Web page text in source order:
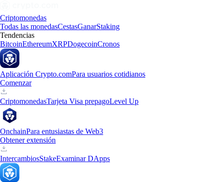
Criptomonedas
Todas las monedasCestasGanarStaking
Tendencias
BitcoinEthereumXRPDogecoinCronos
Aplicación Crypto.comPara usuarios cotidianos
Comenzar
CriptomonedasTarjeta Visa prepagoLevel Up
OnchainPara entusiastas de Web3
Obtener extensión
IntercambiosStakeExaminar DApps